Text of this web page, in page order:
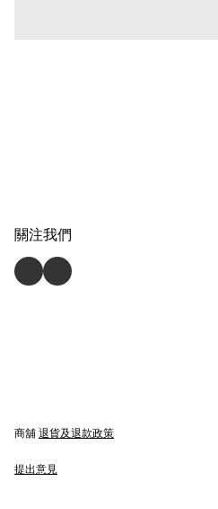
關注我們
商舖 退貨及退款政策
提出意見